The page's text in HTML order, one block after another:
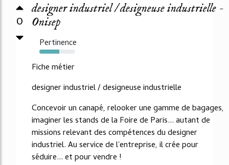
0
designer industriel / designeuse industrielle -
Onisep
Pertinence
55%
Fiche métier
designer industriel / designeuse industrielle
Concevoir un canapé, relooker une gamme de bagages,
imaginer les stands de la Foire de Paris... autant de
missions relevant des compétences du designer
industriel. Au service de l'entreprise, il crée pour
séduire... et pour vendre !